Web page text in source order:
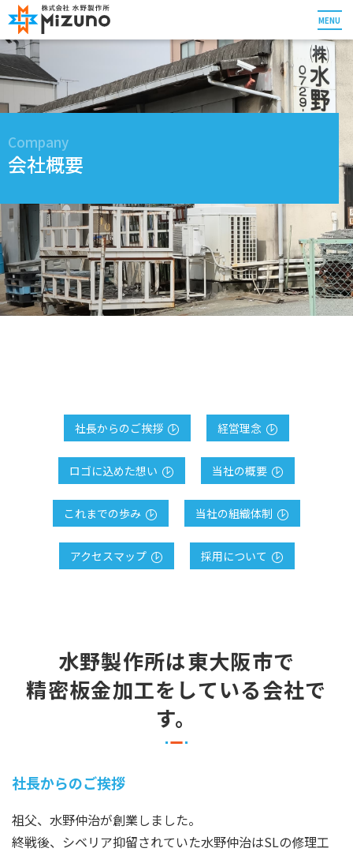
MENU
Company
会社概要
社長からのご挨拶 経営理念
ロゴに込めた想い 当社の概要
これまでの歩み 当社の組織体制
アクセスマップ 採用について
水野製作所は東大阪市で
精密板金加工をしている会社で
す。
社長からのご挨拶
祖父、水野仲治が創業しました。
終戦後、シベリア抑留されていた水野仲治はSLの修理工